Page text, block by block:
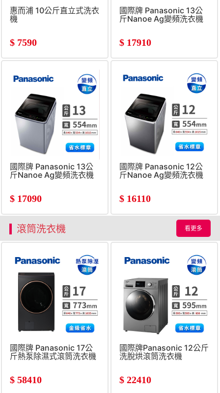
惠而浦 10公斤直立式洗衣
機
$ 7590
國際牌 Panasonic 13公
斤Nanoe Ag變頻洗衣機
$ 17910
國際牌 Panasonic 13公
斤Nanoe Ag變頻洗衣機
$ 17090
國際牌 Panasonic 12公
斤Nanoe Ag變頻洗衣機
$ 16110
滾筒洗衣機 看更多
國際牌 Panasonic 17公
斤熱泵除濕式滾筒洗衣機
$ 58410
國際牌Panasonic 12公斤
洗脫烘滾筒洗衣機
$ 22410